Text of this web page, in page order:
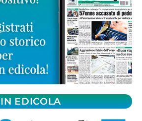
IN EDICOLA